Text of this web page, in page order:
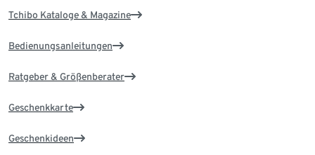
Tchibo Kataloge & Magazine
Bedienungsanleitungen
Ratgeber & Größenberater
Geschenkkarte
Geschenkideen